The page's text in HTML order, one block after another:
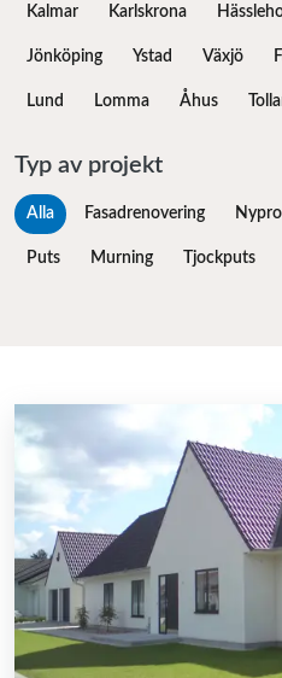
Kalmar Karlskrona
Jönköping Ystad Växjö
Lund Lomma Åhus
Typ av projekt
Alla Fasadrenovering
Puts Murning Tjockputs